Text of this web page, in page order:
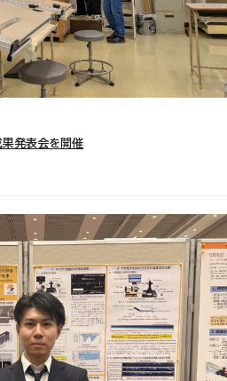
果発表会を開催